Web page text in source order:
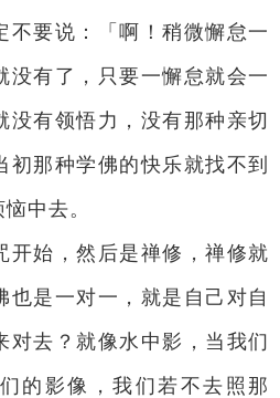
不要说：「啊！稍微懈怠一
没有了，只要一懈怠就会一
没有领悟力，没有那种亲切
初那种学佛的快乐就找不到
中去。
开始，然后是禅修，禅修就
也是一对一，就是自己对自
对去？就像水中影，当我们
的影像，我们若不去照那